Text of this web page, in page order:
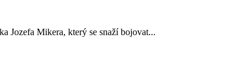
Jozefa Mikera, který se snaží bojovat...